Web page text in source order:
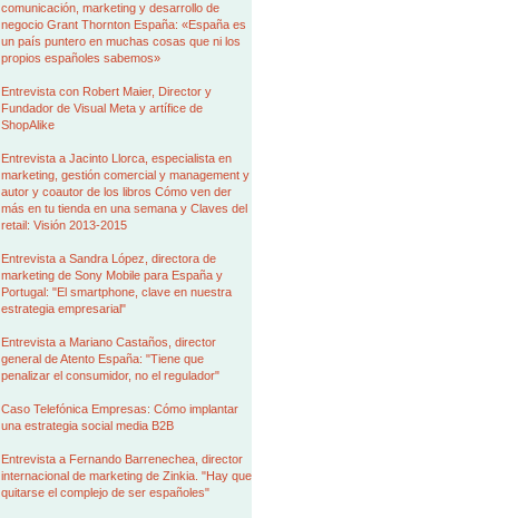
comunicación, marketing y desarrollo de
negocio Grant Thornton España: «España es
un país puntero en muchas cosas que ni los
propios españoles sabemos»
Entrevista con Robert Maier, Director y
Fundador de Visual Meta y artífice de
ShopAlike
Entrevista a Jacinto Llorca, especialista en
marketing, gestión comercial y management y
autor y coautor de los libros Cómo ven der
más en tu tienda en una semana y Claves del
retail: Visión 2013-2015
Entrevista a Sandra López, directora de
marketing de Sony Mobile para España y
Portugal: "El smartphone, clave en nuestra
estrategia empresarial"
Entrevista a Mariano Castaños, director
general de Atento España: "Tiene que
penalizar el consumidor, no el regulador"
Caso Telefónica Empresas: Cómo implantar
una estrategia social media B2B
Entrevista a Fernando Barrenechea, director
internacional de marketing de Zinkia. "Hay que
quitarse el complejo de ser españoles"